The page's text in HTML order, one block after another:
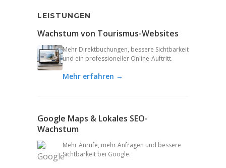
LEISTUNGEN
Wachstum von Tourismus-Websites
Mehr Direktbuchungen, bessere Sichtbarkeit
und ein professioneller Online-Auftritt.
Mehr erfahren →
Google Maps & Lokales SEO-
Wachstum
Mehr Anrufe, mehr Anfragen und bessere
Sichtbarkeit bei Google.